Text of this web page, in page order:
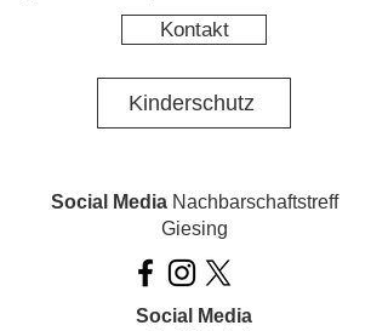
Kontakt
Kinderschutz
Social MediaNachbarschaftstreff
Giesing
Social Media